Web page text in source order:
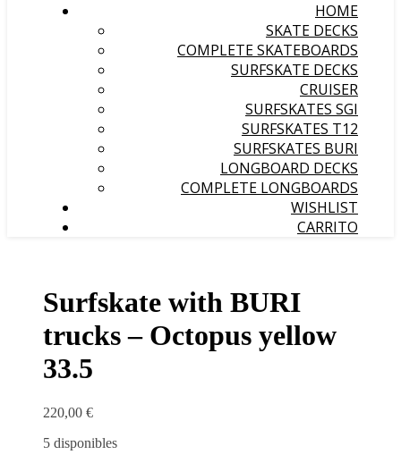
HOME
SKATE DECKS
COMPLETE SKATEBOARDS
SURFSKATE DECKS
CRUISER
SURFSKATES SGI
SURFSKATES T12
SURFSKATES BURI
LONGBOARD DECKS
COMPLETE LONGBOARDS
WISHLIST
CARRITO
Surfskate with BURI
trucks – Octopus yellow
33.5
220,00 €
5 disponibles